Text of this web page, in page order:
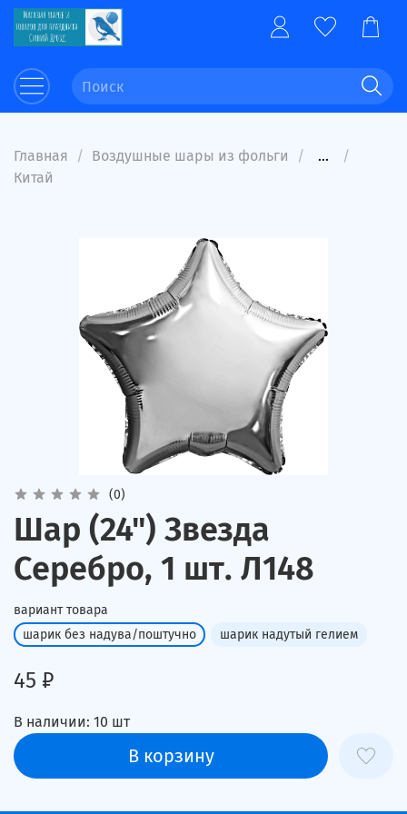
Главная Воздушные шары из фольги
...
Китай
(0)
Шар (24") Звезда
Серебро, 1 шт. Л148
вариант товара
шарик без надува/поштучно
шарик надутый гелием
45 ₽
В наличии: 10 шт
В корзину